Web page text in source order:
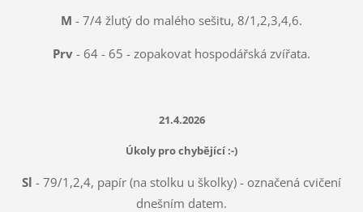
M - 7/4 žlutý do malého sešitu, 8/1,2,3,4,6.
Prv - 64 - 65 - zopakovat hospodářská zvířata.
21.4.2026
Úkoly pro chybějící :-)
Sl - 79/1,2,4, papír (na stolku u školky) - označená cvičení
dnešním datem.